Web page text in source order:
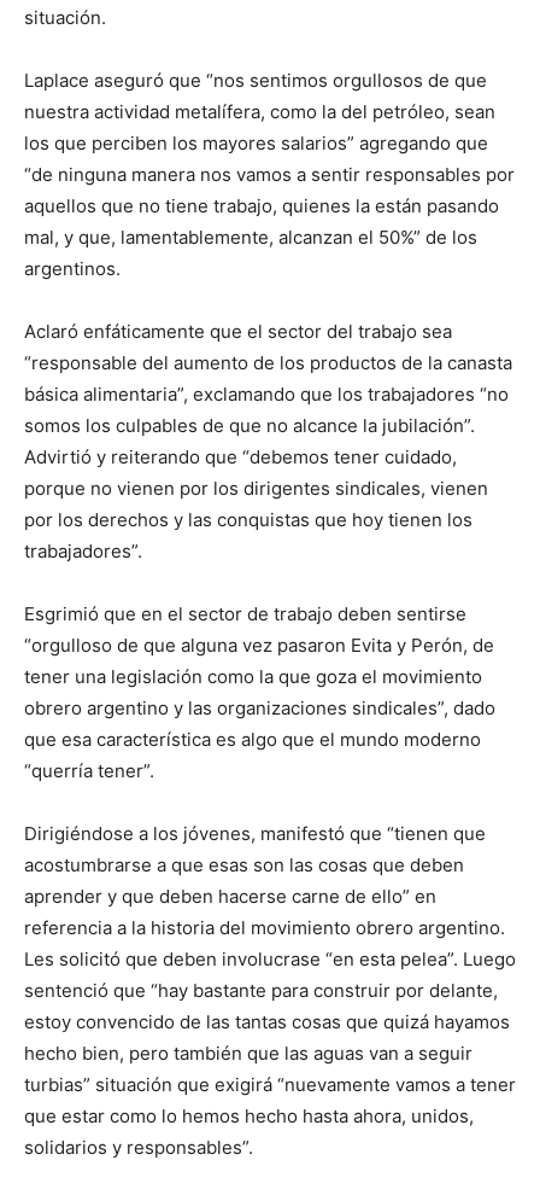
situación.
Laplace aseguró que “nos sentimos orgullosos de que
nuestra actividad metalífera, como la del petróleo, sean
los que perciben los mayores salarios” agregando que
“de ninguna manera nos vamos a sentir responsables por
aquellos que no tiene trabajo, quienes la están pasando
mal, y que, lamentablemente, alcanzan el 50%” de los
argentinos.
Aclaró enfáticamente que el sector del trabajo sea
“responsable del aumento de los productos de la canasta
básica alimentaria”, exclamando que los trabajadores “no
somos los culpables de que no alcance la jubilación”.
Advirtió y reiterando que “debemos tener cuidado,
porque no vienen por los dirigentes sindicales, vienen
por los derechos y las conquistas que hoy tienen los
trabajadores”.
Esgrimió que en el sector de trabajo deben sentirse
“orgulloso de que alguna vez pasaron Evita y Perón, de
tener una legislación como la que goza el movimiento
obrero argentino y las organizaciones sindicales”, dado
que esa característica es algo que el mundo moderno
“querría tener”.
Dirigiéndose a los jóvenes, manifestó que “tienen que
acostumbrarse a que esas son las cosas que deben
aprender y que deben hacerse carne de ello” en
referencia a la historia del movimiento obrero argentino.
Les solicitó que deben involucrase “en esta pelea”. Luego
sentenció que “hay bastante para construir por delante,
estoy convencido de las tantas cosas que quizá hayamos
hecho bien, pero también que las aguas van a seguir
turbias” situación que exigirá “nuevamente vamos a tener
que estar como lo hemos hecho hasta ahora, unidos,
solidarios y responsables”.